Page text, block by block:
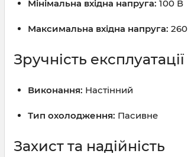
Мінімальна вхідна напруга: 100 В
Максимальна вхідна напруга:
Зручність експлуатації
Виконання: Настінний
Тип охолодження: Пасивне
Захист та надійність